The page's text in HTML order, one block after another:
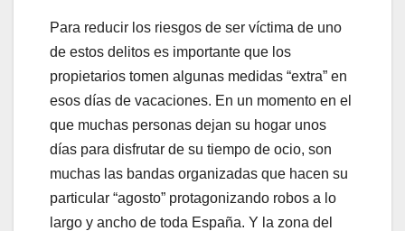
Para reducir los riesgos de ser víctima de uno
de estos delitos es importante que los
propietarios tomen algunas medidas “extra” en
esos días de vacaciones. En un momento en el
que muchas personas dejan su hogar unos
días para disfrutar de su tiempo de ocio, son
muchas las bandas organizadas que hacen su
particular “agosto” protagonizando robos a lo
largo y ancho de toda España. Y la zona del